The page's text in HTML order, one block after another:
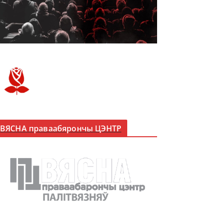
ВЯСНА праваабярончы ЦЭНТР